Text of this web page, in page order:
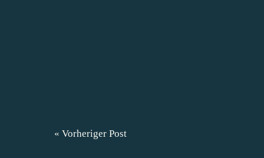
« Vorheriger Post